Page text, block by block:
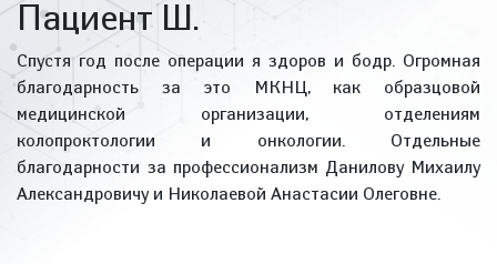
Пациент Ш.
Спустя год после операции я здоров и бодр. Огромная
благодарность за это МКНЦ, как образцовой
медицинской организации, отделениям
колопроктологии и онкологии. Отдельные
благодарности за профессионализм Данилову Михаилу
Александровичу и Николаевой Анастасии Олеговне.